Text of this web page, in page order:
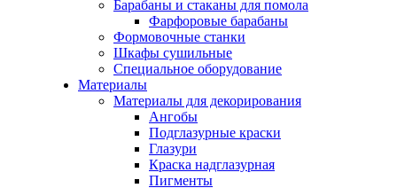
Барабаны и стаканы для помола
Фарфоровые барабаны
Формовочные станки
Шкафы сушильные
Специальное оборудование
Материалы
Материалы для декорирования
Ангобы
Подглазурные краски
Глазури
Краска надглазурная
Пигменты